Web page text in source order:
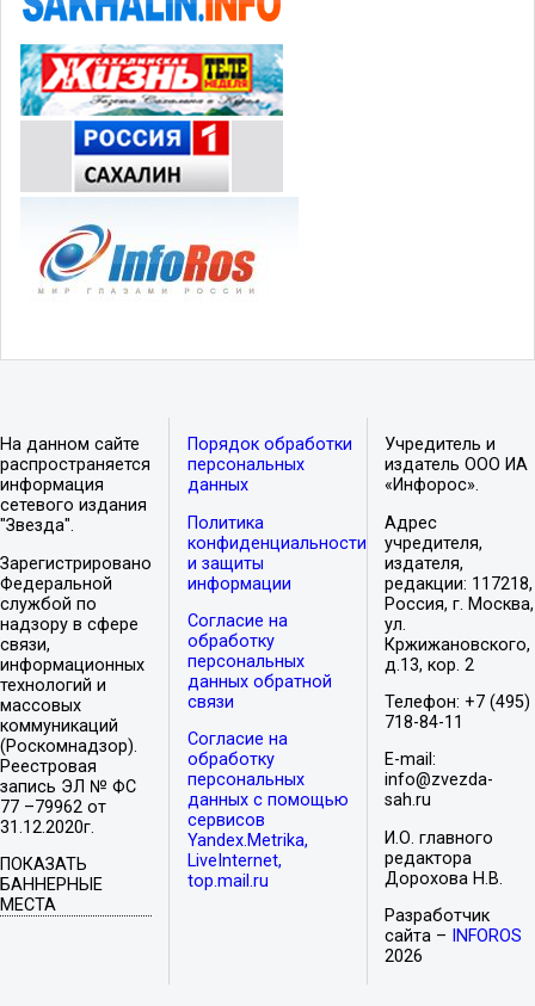
На данном сайте
распространяется
информация
сетевого издания
"Звезда".
Зарегистрировано
Федеральной
службой по
надзору в сфере
связи,
информационных
технологий и
массовых
коммуникаций
(Роскомнадзор).
Реестровая
запись ЭЛ № ФС
77 –79962 от
31.12.2020г.
ПОКАЗАТЬ
БАННЕРНЫЕ
МЕСТА
Порядок обработки
персональных
данных
Политика
конфиденциальности
и защиты
информации
Согласие на
обработку
персональных
данных обратной
связи
Согласие на
обработку
персональных
данных с помощью
сервисов
Yandex.Metrika,
LiveInternet,
top.mail.ru
Учредитель и
издатель ООО ИА
«Инфорос».
Адрес
учредителя,
издателя,
редакции: 117218,
Россия, г. Москва,
ул.
Кржижановского,
д.13, кор. 2
Телефон: +7 (495)
718-84-11
E-mail:
info@zvezda-
sah.ru
И.О. главного
редактора
Дорохова Н.В.
Разработчик
сайта –
INFOROS
2026